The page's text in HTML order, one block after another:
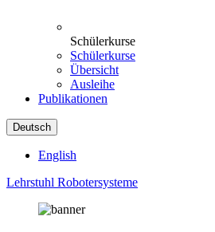
Schülerkurse
Schülerkurse
Übersicht
Ausleihe
Publikationen
Deutsch
English
Lehrstuhl Robotersysteme